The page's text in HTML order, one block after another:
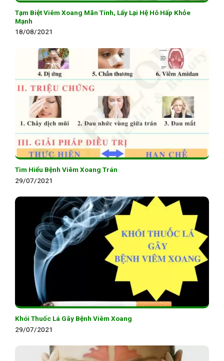
Tạm Biệt Viêm Xoang Mãn Tính, Lấy Lại Hệ Hô Hấp Khỏe
Mạnh
18/08/2021
Tìm Hiểu Bệnh Viêm Xoang Trán
29/07/2021
Khói Thuốc Lá Gây Bệnh Viêm Xoang
29/07/2021